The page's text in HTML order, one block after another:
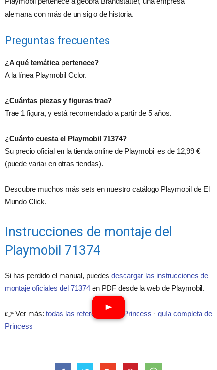
alemana con más de un siglo de historia.
Preguntas frecuentes
¿A qué temática pertenece?
A la línea Playmobil Color.
¿Cuántas piezas y figuras trae?
Trae 1 figura, y está recomendado a partir de 5 años.
¿Cuánto cuesta el Playmobil 71374?
Su precio oficial en la tienda online de Playmobil es de 12,99 €
(puede variar en otras tiendas).
Descubre muchos más sets en nuestro catálogo Playmobil de El
Mundo Click.
Instrucciones de montaje del
Playmobil 71374
Si has perdido el manual, puedes descargar las instrucciones de
montaje oficiales del 71374 en PDF desde la web de Playmobil.
👉 Ver más: todas las referencias de Princess · guía completa de
Princess